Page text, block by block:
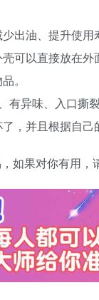
出油、提升使
可以直接放在
。
有异味、入口撕
，并且根据自己
如果对你有用，